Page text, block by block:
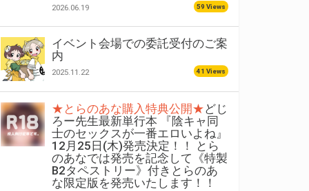
2026.06.19 59 Views
イベント会場での委託受付のご案
内
2025.11.22 41 Views
★とらのあな購入特典公開★どじ
ろー先生最新単行本 『陰キャ同
士のセックスが一番エロいよね』
12月25日(木)発売決定！！ とら
のあなでは発売を記念して《特製
B2タペストリー》付きとらのあ
な限定版を発売いたします！！